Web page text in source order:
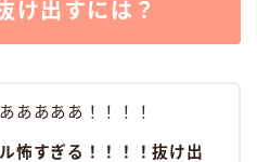
け出すには？
ああああ！！！！
怖すぎる！！！！抜け出